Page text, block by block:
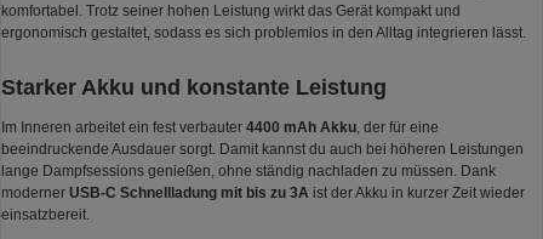
komfortabel. Trotz seiner hohen Leistung wirkt das Gerät kompakt und
ergonomisch gestaltet, sodass es sich problemlos in den Alltag integrieren lässt.
Starker Akku und konstante Leistung
Im Inneren arbeitet ein fest verbauter 4400 mAh Akku, der für eine
beeindruckende Ausdauer sorgt. Damit kannst du auch bei höheren Leistungen
lange Dampfsessions genießen, ohne ständig nachladen zu müssen. Dank
moderner USB-C Schnellladung mit bis zu 3A ist der Akku in kurzer Zeit wieder
einsatzbereit.